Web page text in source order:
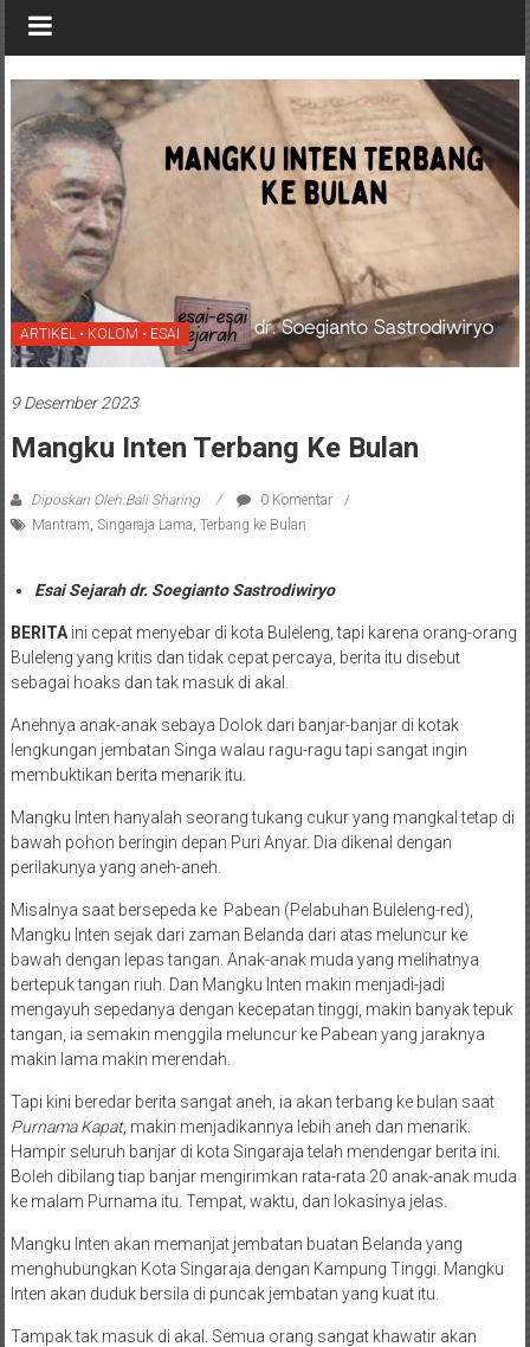
ARTIKEL • KOLOM • ESAI
9 Desember 2023
Mangku Inten Terbang Ke Bulan
Diposkan Oleh:Bali Sharing
0 Komentar
Mantram Singaraja Lama Terbang ke Bulan
Esai Sejarah dr. Soegianto Sastrodiwiryo
BERITAini cepat menyebar di kota Buleleng, tapi karena orang-orang
Buleleng yang kritis dan tidak cepat percaya, berita itu disebut
sebagai hoaks dan tak masuk di akal.
Anehnya anak-anak sebaya Dolok dari banjar-banjar di kotak
lengkungan jembatan Singa walau ragu-ragu tapi sangat ingin
membuktikan berita menarik itu.
Mangku Inten hanyalah seorang tukang cukur yang mangkal tetap di
bawah pohon beringin depan Puri Anyar. Dia dikenal dengan
perilakunya yang aneh-aneh.
Misalnya saat bersepeda ke Pabean (Pelabuhan Buleleng-red),
Mangku Inten sejak dari zaman Belanda dari atas meluncur ke
bawah dengan lepas tangan. Anak-anak muda yang melihatnya
bertepuk tangan riuh. Dan Mangku Inten makin menjadi-jadi
mengayuh sepedanya dengan kecepatan tinggi, makin banyak tepuk
tangan, ia semakin menggila meluncur ke Pabean yang jaraknya
makin lama makin merendah.
Tapi kini beredar berita sangat aneh, ia akan terbang ke bulan saat
Purnama Kapat, makin menjadikannya lebih aneh dan menarik.
Hampir seluruh banjar di kota Singaraja telah mendengar berita ini.
Boleh dibilang tiap banjar mengirimkan rata-rata 20 anak-anak muda
ke malam Purnama itu. Tempat, waktu, dan lokasinya jelas.
Mangku Inten akan memanjat jembatan buatan Belanda yang
menghubungkan Kota Singaraja dengan Kampung Tinggi. Mangku
Inten akan duduk bersila di puncak jembatan yang kuat itu.
Tampak tak masuk di akal. Semua orang sangat khawatir akan